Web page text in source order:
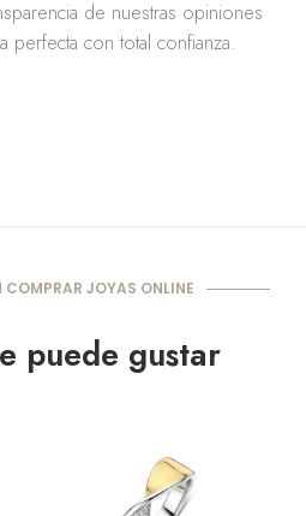
de nuestras opiniones
perfecta con total confianza.
COMPRAR JOYAS ONLINE
puede gustar